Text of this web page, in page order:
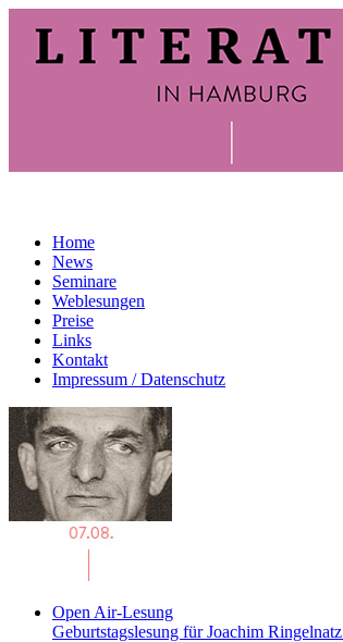
Home
News
Seminare
Weblesungen
Preise
Links
Kontakt
Impressum / Datenschutz
Open Air-Lesung
Geburtstagslesung für Joachim Ringelnatz